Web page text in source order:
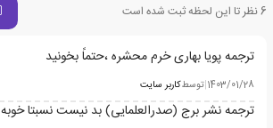
6نظر تا این لحظه ثبت شده است
ترجمه پویا بهاری خرم محشره ،حتماً بخونید
1403/01/28
|توسطکاربر سایت
ترجمه نشر برج (صدرالعلمایی) بد نیست نسبتا خوبه